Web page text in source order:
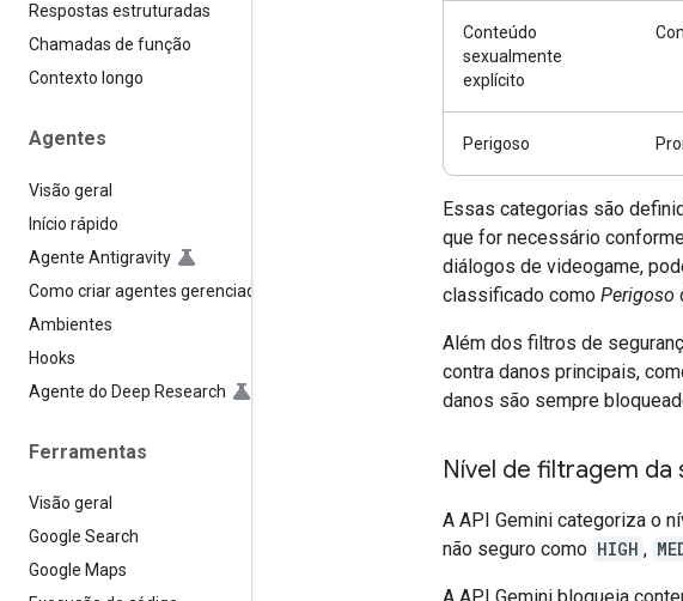
Respostas estruturadas
Chamadas de função
Contexto longo
Agentes
Visão geral
Início rápido
Agente Antigravity
Como criar agentes gerenciados
Ambientes
Hooks
Agente do Deep Research
Ferramentas
Visão geral
Google Search
Google Maps
Conteúdo
sexualmente
explícito
Perigoso
Essas categorias são
que for necessário
diálogos de videogame,
classificado como Perigoso
Além dos filtros de
contra danos principais,
danos são sempre
Nível de filtragem
A API Gemini categoriza o
não seguro como HIGH ,